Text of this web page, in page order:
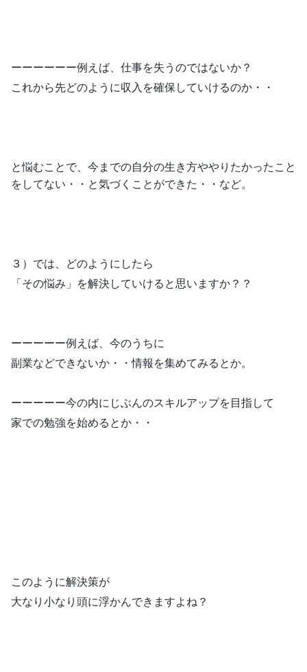
ーーーーーー例えば、仕事を失うのではないか？
これから先どのように収入を確保していけるのか・・
と悩むことで、今までの自分の生き方ややりたかったこと
をしてない・・と気づくことができた・・など。
３）では、どのようにしたら
「その悩み」を解決していけると思いますか？？
ーーーーー例えば、今のうちに
副業などできないか・・情報を集めてみるとか。
ーーーーー今の内にじぶんのスキルアップを目指して
家での勉強を始めるとか・・
このように解決策が
大なり小なり頭に浮かんできますよね？